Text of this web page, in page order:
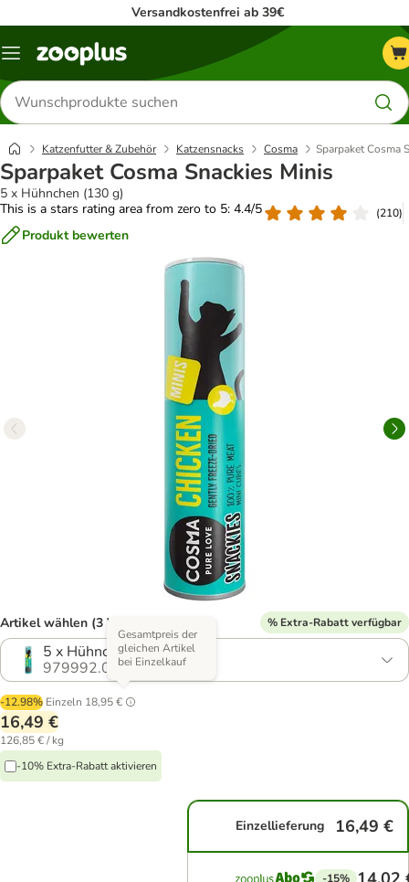
Versandkostenfrei ab 39€
Menü
Produkte
suchen
Katzenfutter & Zubehör Katzensnacks Cosma Sparpaket Cosma
Sparpaket Cosma Snackies Minis
5 x Hühnchen (130 g)
This is a stars rating area from zero to 5: 4.4/5
(210)
Produkt bewerten
Artikel wählen (3 Varianten) % Extra-Rabatt verfügbar
5 x Hühnchen (130 g)
979992.0
-12.98% Einzeln 18,95 €
Gesamtpreis der
gleichen Artikel
bei Einzelkauf
16,49 €
126,85 € / kg
-10% Extra-Rabatt aktivieren
Einzellieferung 16,49 €
-15%